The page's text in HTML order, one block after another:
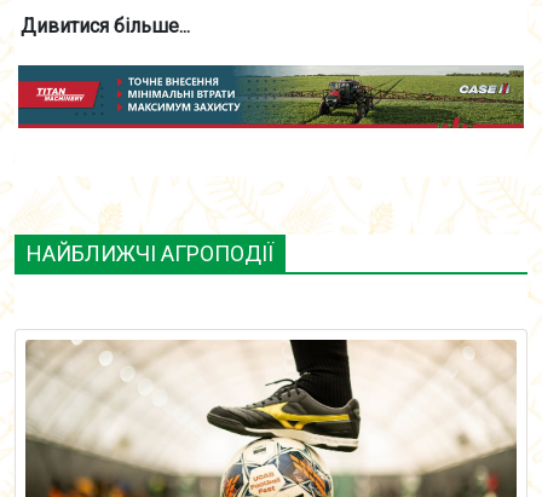
Дивитися більше...
НАЙБЛИЖЧІ АГРОПОДІЇ